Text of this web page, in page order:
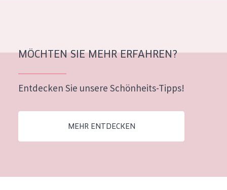
MÖCHTEN SIE MEHR ERFAHREN?
Entdecken Sie unsere Schönheits-Tipps!
MEHR ENTDECKEN